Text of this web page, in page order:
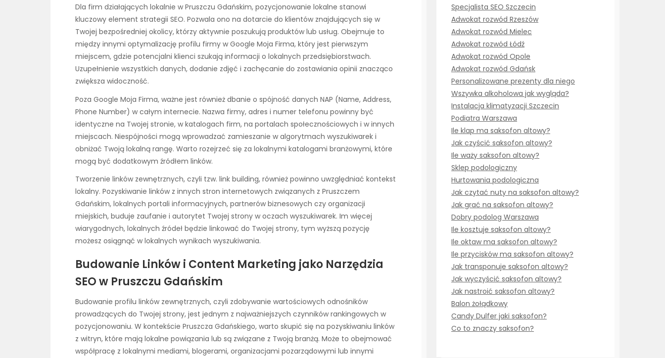
Dla firm działających lokalnie w Pruszczu Gdańskim, pozycjonowanie lokalne stanowi
kluczowy element strategii SEO. Pozwala ono na dotarcie do klientów znajdujących się w
Twojej bezpośredniej okolicy, którzy aktywnie poszukują produktów lub usług. Obejmuje to
między innymi optymalizację profilu firmy w Google Moja Firma, który jest pierwszym
miejscem, gdzie potencjalni klienci szukają informacji o lokalnych przedsiębiorstwach.
Uzupełnienie wszystkich danych, dodanie zdjęć i zachęcanie do zostawiania opinii znacząco
zwiększa widoczność.
Poza Google Moja Firma, ważne jest również dbanie o spójność danych NAP (Name, Address,
Phone Number) w całym internecie. Nazwa firmy, adres i numer telefonu powinny być
identyczne na Twojej stronie, w katalogach firm, na portalach społecznościowych i w innych
miejscach. Niespójności mogą wprowadzać zamieszanie w algorytmach wyszukiwarek i
obniżać Twoją lokalną rangę. Warto rozejrzeć się za lokalnymi katalogami branżowymi, które
mogą być dodatkowym źródłem linków.
Tworzenie linków zewnętrznych, czyli tzw. link building, również powinno uwzględniać kontekst
lokalny. Pozyskiwanie linków z innych stron internetowych związanych z Pruszczem
Gdańskim, lokalnych portali informacyjnych, partnerów biznesowych czy organizacji
miejskich, buduje zaufanie i autorytet Twojej strony w oczach wyszukiwarek. Im więcej
wiarygodnych, lokalnych źródeł będzie linkować do Twojej strony, tym wyższą pozycję
możesz osiągnąć w lokalnych wynikach wyszukiwania.
Budowanie Linków i Content Marketing jako Narzędzia
SEO w Pruszczu Gdańskim
Budowanie profilu linków zewnętrznych, czyli zdobywanie wartościowych odnośników
prowadzących do Twojej strony, jest jednym z najważniejszych czynników rankingowych w
pozycjonowaniu. W kontekście Pruszcza Gdańskiego, warto skupić się na pozyskiwaniu linków
z witryn, które mają lokalne powiązania lub są związane z Twoją branżą. Może to obejmować
współpracę z lokalnymi mediami, blogerami, organizacjami pozarządowymi lub innymi
Specjalista SEO Szczecin
Adwokat rozwód Rzeszów
Adwokat rozwód Mielec
Adwokat rozwód Łódź
Adwokat rozwód Opole
Adwokat rozwód Gdańsk
Personalizowane prezenty dla niego
Wszywka alkoholowa jak wygląda?
Instalacja klimatyzacji Szczecin
Podiatra Warszawa
Ile klap ma saksofon altowy?
Jak czyścić saksofon altowy?
Ile waży saksofon altowy?
Sklep podologiczny
Hurtowania podologiczna
Jak czytać nuty na saksofon altowy?
Jak grać na saksofon altowy?
Dobry podolog Warszawa
Ile kosztuje saksofon altowy?
Ile oktaw ma saksofon altowy?
Ile przycisków ma saksofon altowy?
Jak transponuje saksofon altowy?
Jak wyczyścić saksofon altowy?
Jak nastroić saksofon altowy?
Balon żołądkowy
Candy Dulfer jaki saksofon?
Co to znaczy saksofon?